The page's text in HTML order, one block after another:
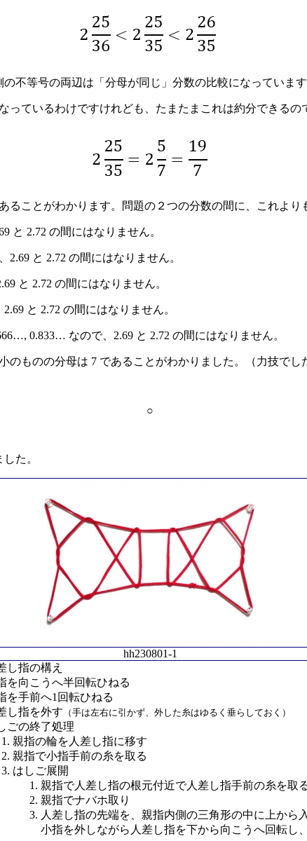
不等号の両辺は「分母が同じ」分数の比較になっていま
ているわけですけれども、たまたまこれは約分できるの
ことがわかります。問題の２つの分数の間に、これよ
と 2.72 の間にはなりません。
と 2.72 の間にはなりません。
と 2.72 の間にはなりません。
と 2.72 の間にはなりません。
0.833… なので、2.69 と 2.72 の間にはなりません。
ものの分母は 7 であることがわかりました。（力技でし
○
た。
hh230801-1
し指の構え
を向こうへ半回転ひねる
を手前へ1回転ひねる
し指を外す （手は左右に引かず、外した糸はゆるく垂らしておく）
ごの終了処理
親指の輪を人差し指に移す
親指で小指手前の糸を取る
はしご展開
親指で人差し指の根元付近で人差し指手前の糸を
親指でナバホ取り
人差し指の先端を、親指内側の三角形の中に上から
小指を外しながら人差し指を下から向こうへ回転